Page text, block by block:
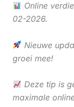
Online
02-2026.
Nieuwe
groei mee!
Deze tip is
maximale